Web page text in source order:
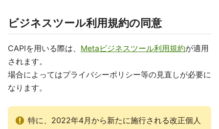
ビジネスツール利用規約の同意
CAPIを用いる際は、 Metaビジネスツール利用規約が適用
されます。
場合によってはプライバシーポリシー等の見直しが必要に
なります。
特に、2022年4月から新たに施行される改正個人